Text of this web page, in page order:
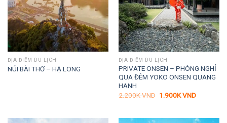
ĐỊA ĐIỂM DU LỊCH
NÚI BÀI THƠ – HẠ LONG
ĐỊA ĐIỂM DU LỊCH
PRIVATE ONSEN – PHÒNG NGHỈ
QUA ĐÊM YOKO ONSEN QUANG
HANH
2.200KVND Giá
1.900KVNDGiá
1.900K